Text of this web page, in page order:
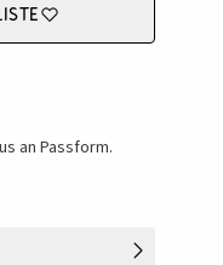
an Passform.